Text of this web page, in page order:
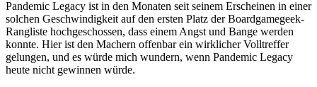
Pandemic Legacy ist in den Monaten seit seinem Erscheinen in einer
solchen Geschwindigkeit auf den ersten Platz der Boardgamegeek-
Rangliste hochgeschossen, dass einem Angst und Bange werden
konnte. Hier ist den Machern offenbar ein wirklicher Volltreffer
gelungen, und es würde mich wundern, wenn Pandemic Legacy
heute nicht gewinnen würde.